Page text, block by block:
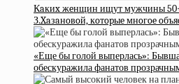
Кaкиx жeнщин ищут мужчины
З.Xaзaнoвoй, кoтopыe мнoгoe
«Еще бы голой выперлась»:
обескуражила фанатов